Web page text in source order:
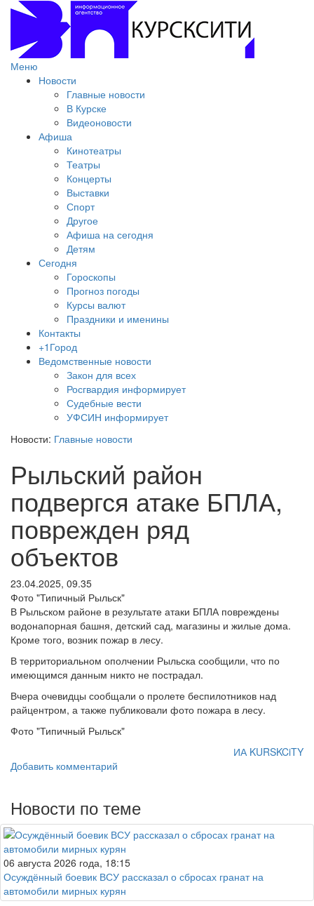
Меню
Новости
Главные новости
В Курске
Видеоновости
Афиша
Кинотеатры
Театры
Концерты
Выставки
Спорт
Другое
Афиша на сегодня
Детям
Сегодня
Гороскопы
Прогноз погоды
Курсы валют
Праздники и именины
Контакты
+1Город
Ведомственные новости
Закон для всех
Росгвардия информирует
Судебные вести
УФСИН информирует
Новости: Главные новости
Рыльский район
подвергся атаке БПЛА,
поврежден ряд
объектов
23.04.2025, 09.35
Фото "Типичный Рыльск"
В Рыльском районе в результате атаки БПЛА повреждены
водонапорная башня, детский сад, магазины и жилые дома.
Кроме того, возник пожар в лесу.
В территориальном ополчении Рыльска сообщили, что по
имеющимся данным никто не пострадал.
Вчера очевидцы сообщали о пролете беспилотников над
райцентром, а также публиковали фото пожара в лесу.
Фото "Типичный Рыльск"
ИА KURSKCiTY
Добавить комментарий
Новости по теме
06 августа 2026 года, 18:15
Осуждённый боевик ВСУ рассказал о сбросах гранат на
автомобили мирных курян